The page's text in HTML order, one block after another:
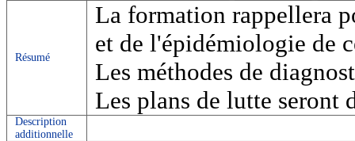
Résumé
La formation rappellera
et de l'épidémiologie de
Les méthodes de
Les plans de lutte seront
Description
additionnelle